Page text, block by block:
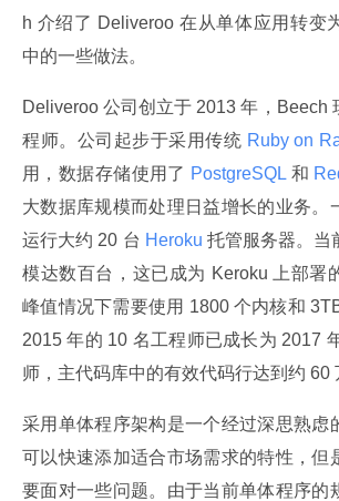
h 介绍了 Deliveroo 在从单体应用转变
中的一些做法。
Deliveroo 公司创立于 2013 年，Beech
程师。公司起步于采用传统 Ruby on
用，数据存储使用了 PostgreSQL 和
大数据库规模而处理日益增长的业务。
运行大约 20 台 Heroku 托管服务器。当
模达数百台，这已成为 Keroku 上部署
峰值情况下需要使用 1800 个内核和
2015 年的 10 名工程师已成长为 2017
师，主代码库中的有效代码行达到约 60
采用单体程序架构是一个经过深思熟虑
可以快速添加适合市场需求的特性，但
要面对一些问题。由于当前单体程序的